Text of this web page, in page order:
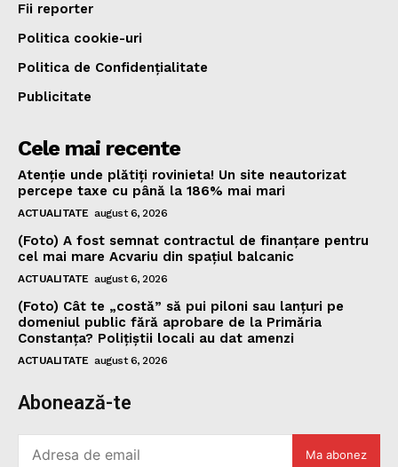
Fii reporter
Politica cookie-uri
Politica de Confidențialitate
Publicitate
Cele mai recente
Atenție unde plătiți rovinieta! Un site neautorizat
percepe taxe cu până la 186% mai mari
ACTUALITATE august 6, 2026
(Foto) A fost semnat contractul de finanțare pentru
cel mai mare Acvariu din spațiul balcanic
ACTUALITATE august 6, 2026
(Foto) Cât te „costă” să pui piloni sau lanțuri pe
domeniul public fără aprobare de la Primăria
Constanța? Polițiștii locali au dat amenzi
ACTUALITATE august 6, 2026
Abonează-te
Ma abonez